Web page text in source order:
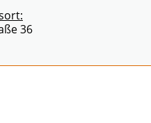
36